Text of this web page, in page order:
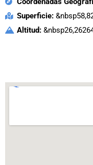
Superficie:
Altitud: